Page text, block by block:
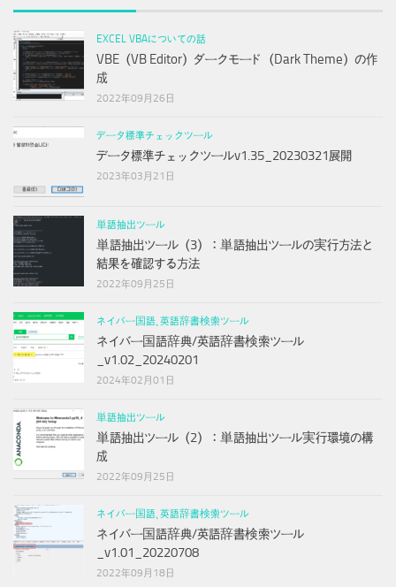
EXCEL VBAについての話
VBE（VB Editor）ダークモード（Dark Theme）の作
成
2022年09月26日
データ標準チェックツール
データ標準チェックツールv1.35_20230321展開
2023年03月21日
単語抽出ツール
単語抽出ツール（3）：単語抽出ツールの実行方法と
結果を確認する方法
2022年09月25日
ネイバー国語、英語辞書検索ツール
ネイバー国語辞典/英語辞書検索ツール
_v1.02_20240201
2024年02月01日
単語抽出ツール
単語抽出ツール（2）：単語抽出ツール実行環境の構
成
2022年09月25日
ネイバー国語、英語辞書検索ツール
ネイバー国語辞典/英語辞書検索ツール
_v1.01_20220708
2022年09月18日